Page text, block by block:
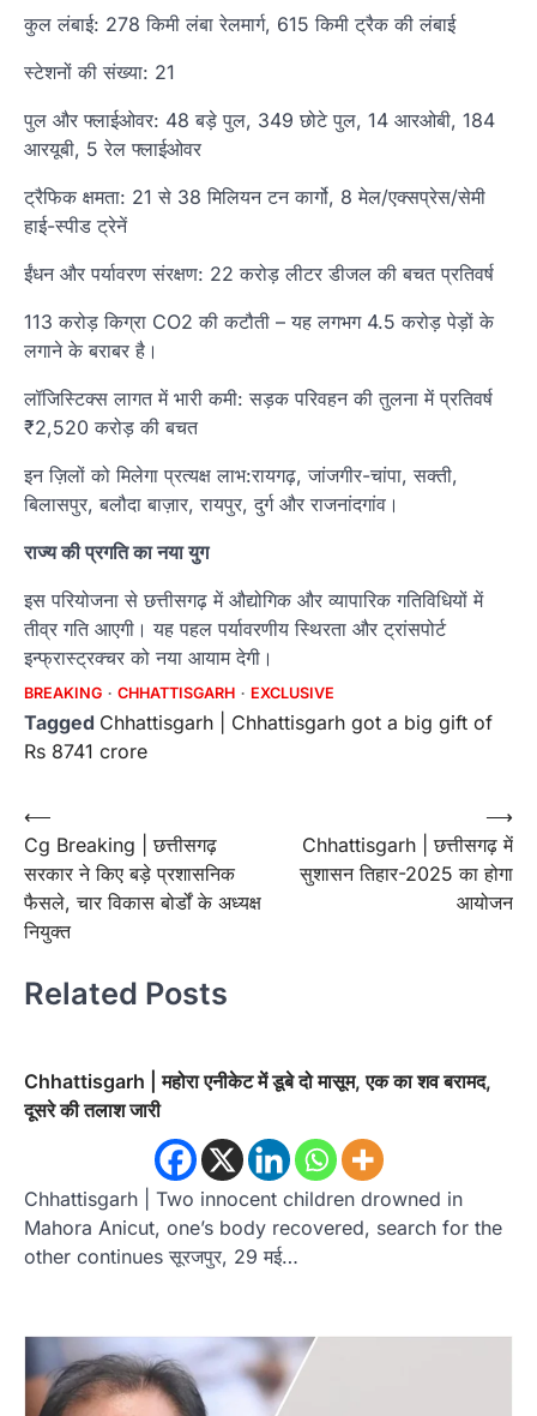
कुल लंबाई: 278 किमी लंबा रेलमार्ग, 615 किमी ट्रैक की लंबाई
स्टेशनों की संख्या: 21
पुल और फ्लाईओवर: 48 बड़े पुल, 349 छोटे पुल, 14 आरओबी, 184
आरयूबी, 5 रेल फ्लाईओवर
ट्रैफिक क्षमता: 21 से 38 मिलियन टन कार्गो, 8 मेल/एक्सप्रेस/सेमी
हाई-स्पीड ट्रेनें
ईंधन और पर्यावरण संरक्षण: 22 करोड़ लीटर डीजल की बचत प्रतिवर्ष
113 करोड़ किग्रा CO2 की कटौती – यह लगभग 4.5 करोड़ पेड़ों के
लगाने के बराबर है।
लॉजिस्टिक्स लागत में भारी कमी: सड़क परिवहन की तुलना में प्रतिवर्ष
₹2,520 करोड़ की बचत
इन ज़िलों को मिलेगा प्रत्यक्ष लाभ:रायगढ़, जांजगीर-चांपा, सक्ती,
बिलासपुर, बलौदा बाज़ार, रायपुर, दुर्ग और राजनांदगांव।
राज्य की प्रगति का नया युग
इस परियोजना से छत्तीसगढ़ में औद्योगिक और व्यापारिक गतिविधियों में
तीव्र गति आएगी। यह पहल पर्यावरणीय स्थिरता और ट्रांसपोर्ट
इन्फ्रास्ट्रक्चर को नया आयाम देगी।
BREAKING CHHATTISGARH EXCLUSIVE
Tagged Chhattisgarh | Chhattisgarh got a big gift of
Rs 8741 crore
Post
navigation
⟵
Cg Breaking | छत्तीसगढ़
सरकार ने किए बड़े प्रशासनिक
फैसले, चार विकास बोर्डों के अध्यक्ष
नियुक्त
Chhattisgarh | छत्तीसगढ़ में
सुशासन तिहार-2025 का होगा
आयोजन
⟶
Related Posts
Chhattisgarh | महोरा एनीकेट में डूबे दो मासूम, एक का शव बरामद,
दूसरे की तलाश जारी
Chhattisgarh | Two innocent children drowned in
Mahora Anicut, one’s body recovered, search for the
other continues सूरजपुर, 29 मई…